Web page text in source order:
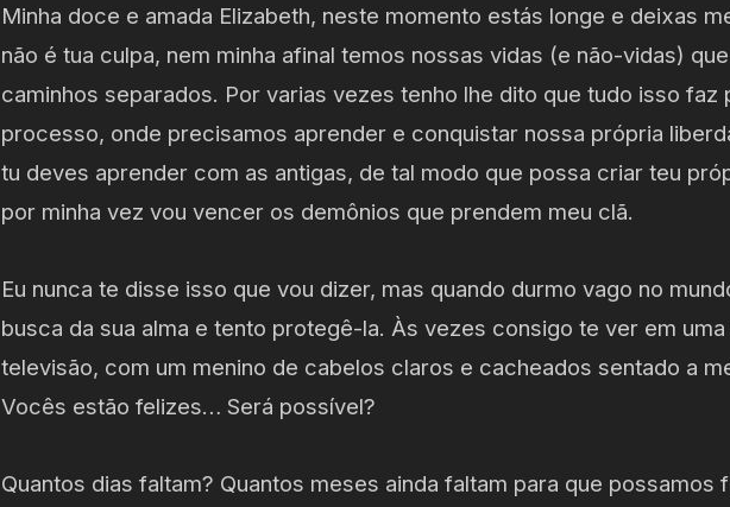
Minha doce e amada Elizabeth, neste momento estás longe e deixas
não é tua culpa, nem minha afinal temos nossas vidas (e não-vidas)
caminhos separados. Por varias vezes tenho lhe dito que tudo isso faz
processo, onde precisamos aprender e conquistar nossa própria
tu deves aprender com as antigas, de tal modo que possa criar teu
por minha vez vou vencer os demônios que prendem meu clã.
Eu nunca te disse isso que vou dizer, mas quando durmo vago no
busca da sua alma e tento protegê-la. Às vezes consigo te ver em
televisão, com um menino de cabelos claros e cacheados sentado a
Vocês estão felizes… Será possível?
Quantos dias faltam? Quantos meses ainda faltam para que possamos